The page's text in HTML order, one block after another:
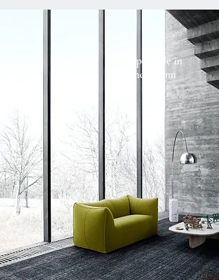
Disponibile in
Showroom